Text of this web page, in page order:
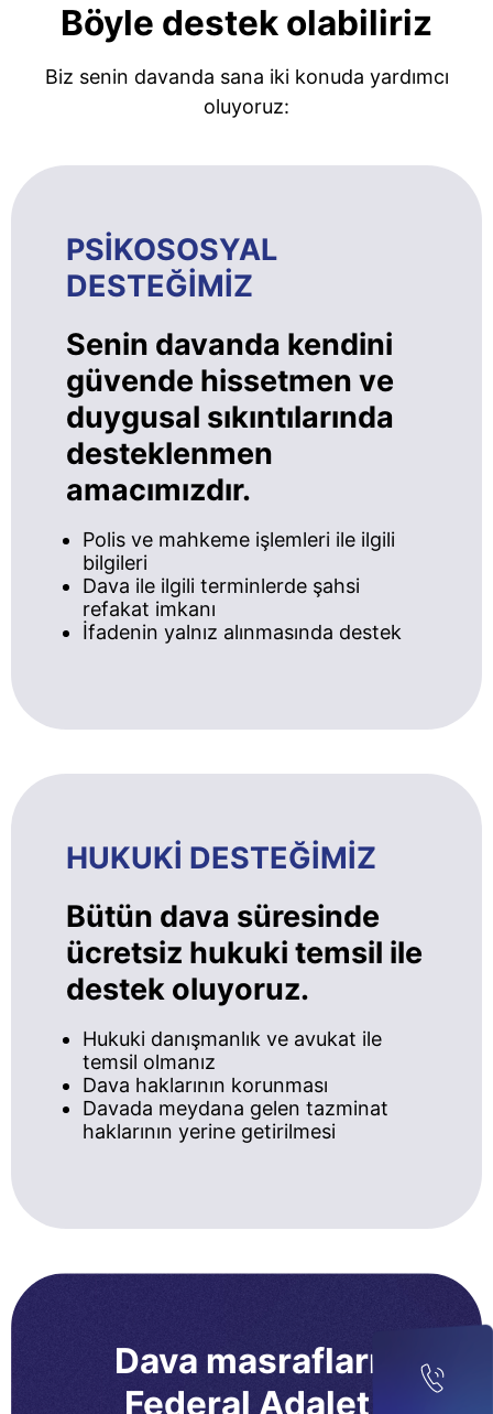
Böyle destek olabiliriz
Biz senin davanda sana iki konuda yardımcı
oluyoruz:
PSİKOSOSYAL
DESTEĞİMİZ
Senin davanda kendini
güvende hissetmen ve
duygusal sıkıntılarında
desteklenmen
amacımızdır.
Polis ve mahkeme işlemleri ile ilgili
bilgileri
Dava ile ilgili terminlerde şahsi
refakat imkanı
İfadenin yalnız alınmasında destek
HUKUKİ DESTEĞİMİZ
Bütün dava süresinde
ücretsiz hukuki temsil ile
destek oluyoruz.
Hukuki danışmanlık ve avukat ile
temsil olmanız
Dava haklarının korunması
Davada meydana gelen tazminat
haklarının yerine getirilmesi
Dava masrafları
Federal Adalet